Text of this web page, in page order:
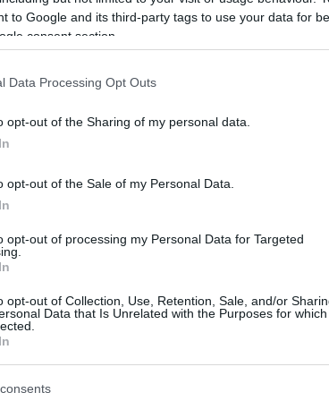
to Google and its third-party tags to use your data for
consent section.
Data Processing Opt Outs
opt-out of the Sharing of my personal data.
opt-out of the Sale of my Personal Data.
opt-out of processing my Personal Data for Targeted
opt-out of Collection, Use, Retention, Sale, and/or
Data that Is Unrelated with the Purposes for
Το ΕΣΠΑ
είναι το συμβόλαιο
ισχυρή, σύγχρονη
Ελλάδα
αποτέλεσμα που
όφελος της κοινωνίας
ΜΜΕ
παρέμβαση